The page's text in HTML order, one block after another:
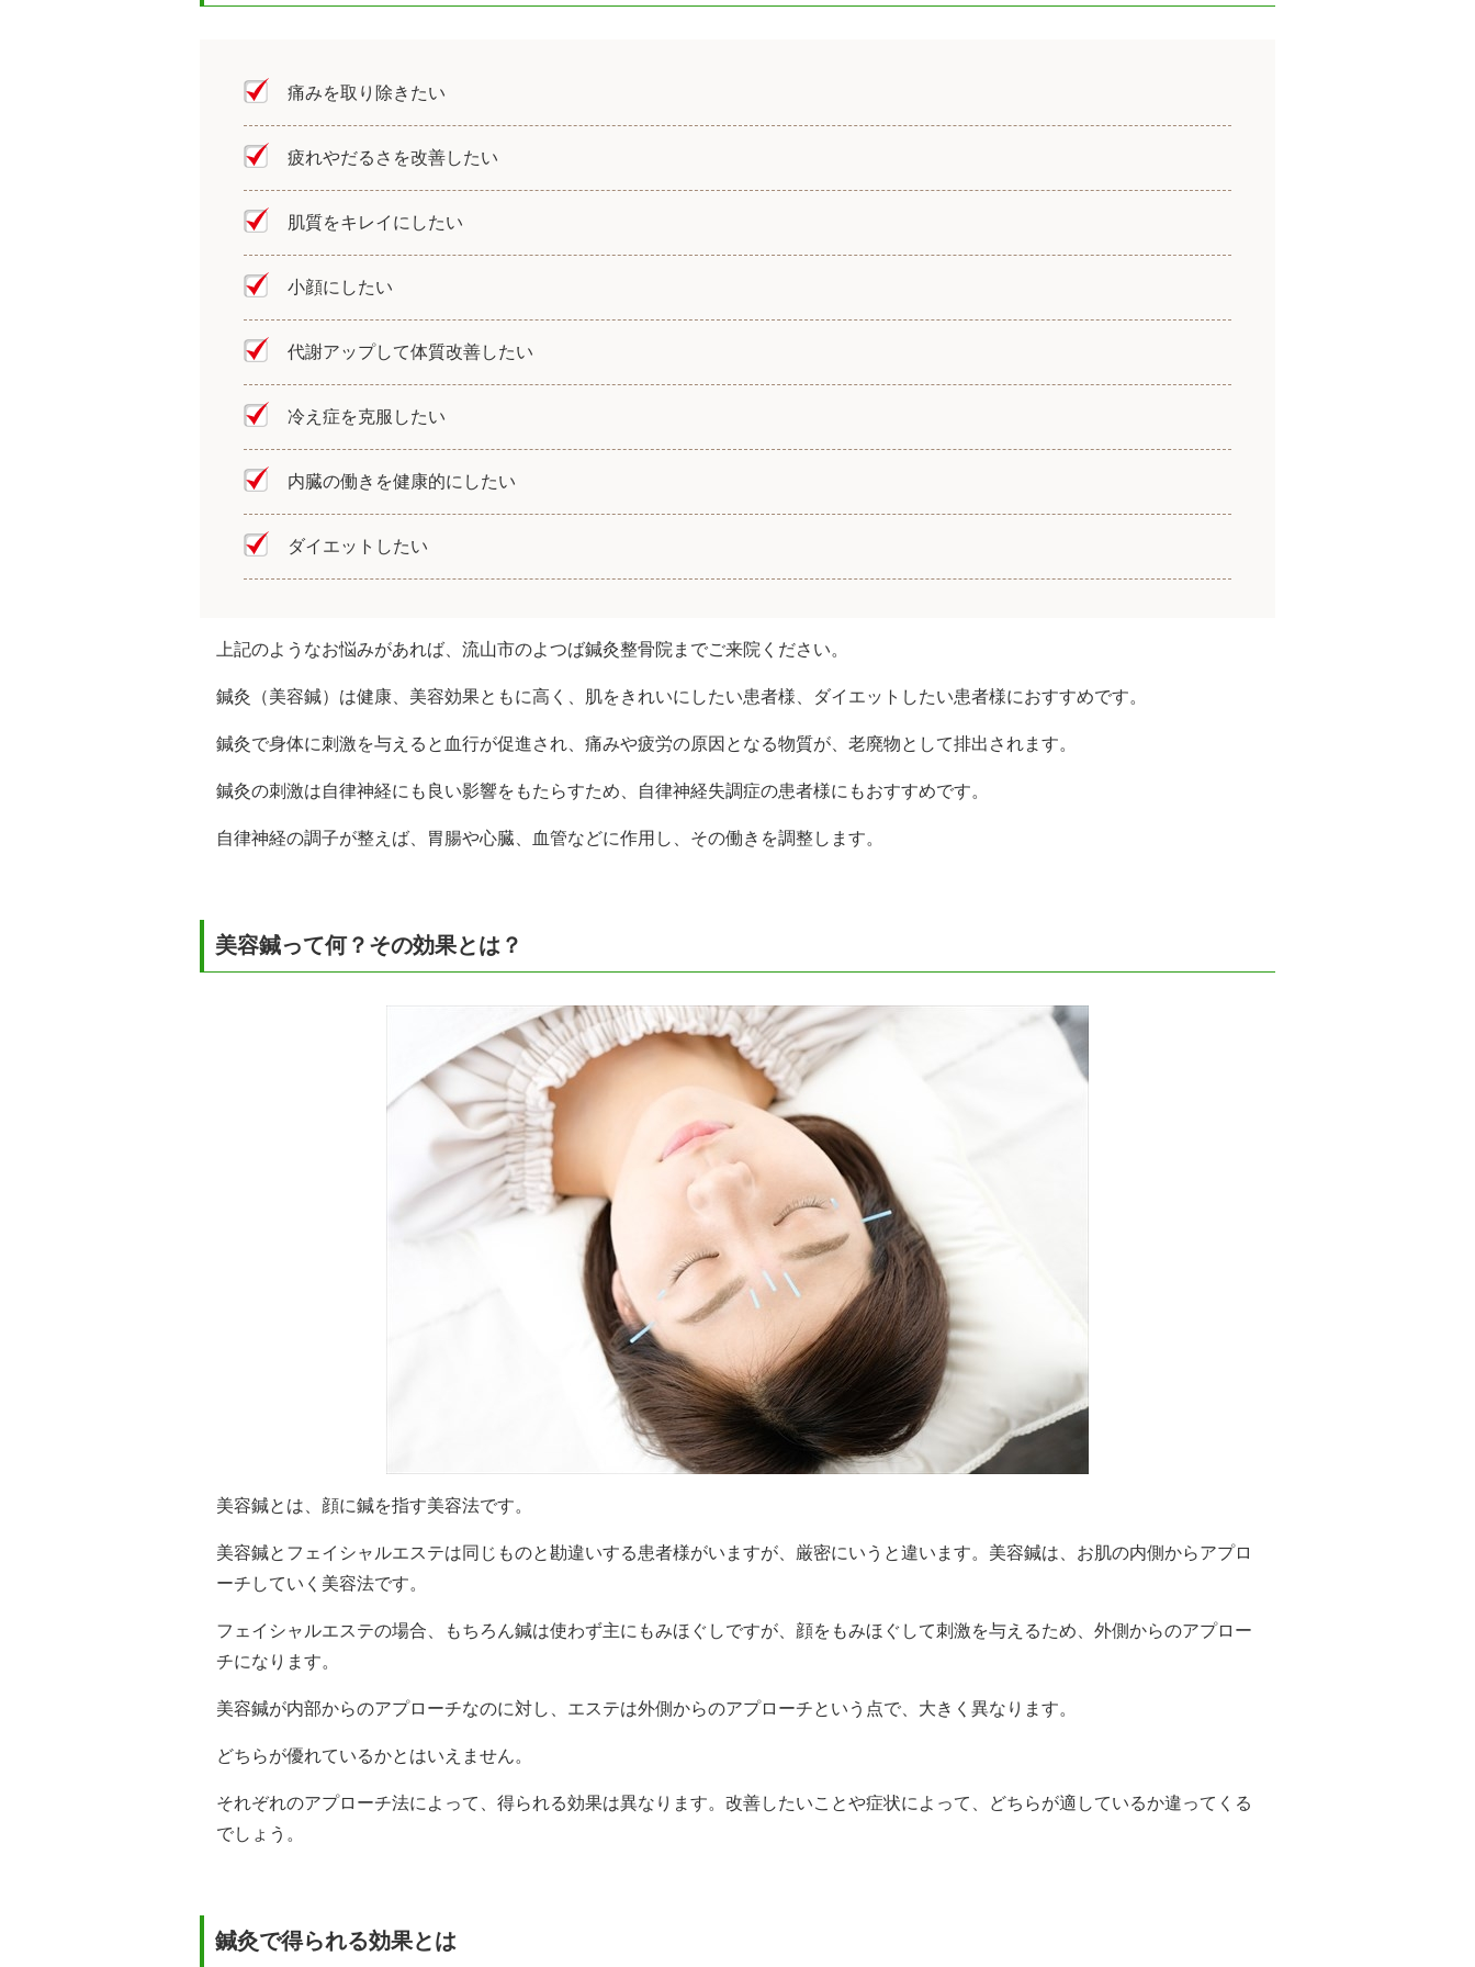
痛みを取り除きたい
疲れやだるさを改善したい
肌質をキレイにしたい
小顔にしたい
代謝アップして体質改善したい
冷え症を克服したい
内臓の働きを健康的にしたい
ダイエットしたい
上記のようなお悩みがあれば、流山市のよつば鍼灸整骨院までご来院ください。
鍼灸（美容鍼）は健康、美容効果ともに高く、肌をきれいにしたい患者様、ダイエットしたい患者様におすすめです。
鍼灸で身体に刺激を与えると血行が促進され、痛みや疲労の原因となる物質が、老廃物として排出されます。
鍼灸の刺激は自律神経にも良い影響をもたらすため、自律神経失調症の患者様にもおすすめです。
自律神経の調子が整えば、胃腸や心臓、血管などに作用し、その働きを調整します。
美容鍼って何？その効果とは？
美容鍼とは、顔に鍼を指す美容法です。
美容鍼とフェイシャルエステは同じものと勘違いする患者様がいますが、厳密にいうと違います。美容鍼は、お肌の内側からアプロ
ーチしていく美容法です。
フェイシャルエステの場合、もちろん鍼は使わず主にもみほぐしですが、顔をもみほぐして刺激を与えるため、外側からのアプロー
チになります。
美容鍼が内部からのアプローチなのに対し、エステは外側からのアプローチという点で、大きく異なります。
どちらが優れているかとはいえません。
それぞれのアプローチ法によって、得られる効果は異なります。改善したいことや症状によって、どちらが適しているか違ってくる
でしょう。
鍼灸で得られる効果とは